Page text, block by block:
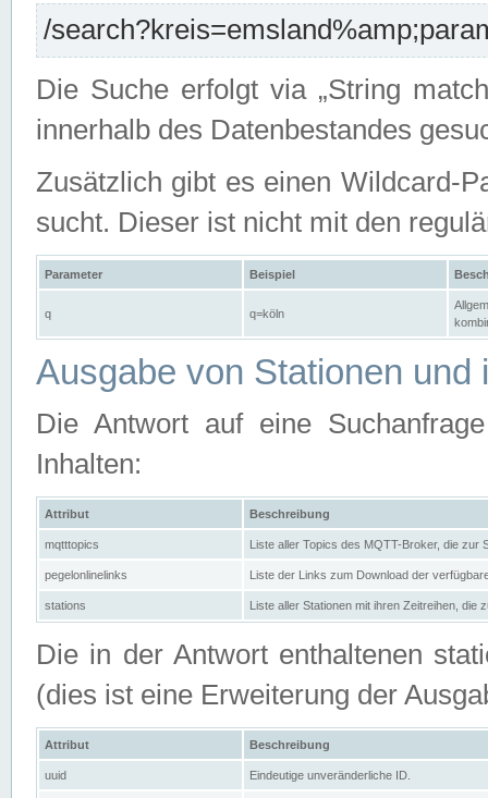
/
Die Suche erfolgt via „String
innerhalb des Datenbestandes
Zusätzlich gibt es einen Wildcard-
sucht. Dieser ist nicht mit den
Parameter Beispiel
q q=köln
Ausgabe von Stationen und
Die Antwort auf eine
Inhalten:
Attribut Beschreibung
mqtttopics Liste aller Topics des MQTT-Broker, die zur
pegelonlinelinks Liste der Links zum Download der
stations Liste aller Stationen mit ihren Zeitreihen, die
Die in der Antwort enthaltenen
(dies ist eine Erweiterung der
Attribut Beschreibung
uuid Eindeutige unveränderliche ID.